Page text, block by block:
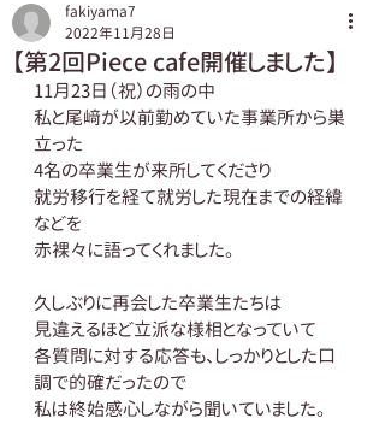
【第2回Piece cafe開催しました】
fakiyama7
2022年11月28日
11月23日（祝）の雨の中
私と尾﨑が以前勤めていた事業所から巣
立った
4名の卒業生が来所してくださり
就労移行を経て就労した現在までの経緯
などを
赤裸々に語ってくれました。
久しぶりに再会した卒業生たちは
見違えるほど立派な様相となっていて
各質問に対する応答も、しっかりとした口
調で的確だったので
私は終始感心しながら聞いていました。